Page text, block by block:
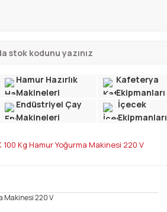
Hamur Hazırlık
Makineleri
Kafeterya
Ekipmanları
Endüstriyel Çay
Makineleri
İçecek
Ekipmanları
100 Kg Hamur Yoğurma Makinesi 220 V